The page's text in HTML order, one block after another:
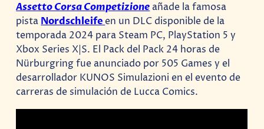
Assetto Corsa Competizione añade la famosa
pista Nordschleifeen un DLC disponible de la
temporada 2024 para Steam PC, PlayStation 5 y
Xbox Series X|S. El Pack del Pack 24 horas de
Nürburgring fue anunciado por 505 Games y el
desarrollador KUNOS Simulazioni en el evento de
carreras de simulación de Lucca Comics.